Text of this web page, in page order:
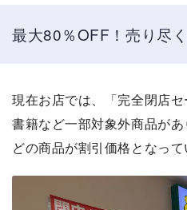
最大80％OFF！売り尽
現在お店では、「完全閉店
書籍など一部対象外商品が
どの商品が割引価格となって